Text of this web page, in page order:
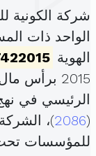
شركة
الواحد ذات
الهوية
2015 برأس مال قدره
الرئيسي في
(
2086)،
للمؤسسات